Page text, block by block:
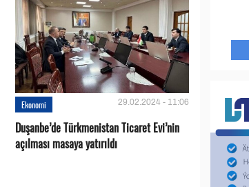
Ekonomi 29.02.2024 - 11:06
Duşanbe’de Türkmenistan Ticaret Evi’nin
açılması masaya yatırıldı